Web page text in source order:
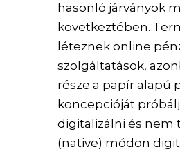
hasonló járványok
következtében.
léteznek online
szolgáltatások,
része a papír alapú
koncepcióját
digitalizálni és nem
(native) módon